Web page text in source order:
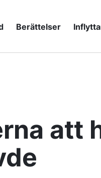
Berättelser
att